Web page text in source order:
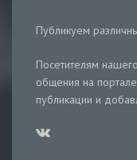
Публикуем
Посетителям
общения на
публикации и